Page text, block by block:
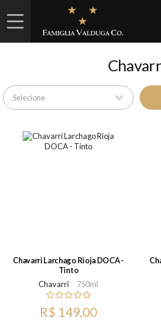
Chavarri Larchago Rioja DOCA -
Tinto
Chavarri
750ml
R$ 149,00